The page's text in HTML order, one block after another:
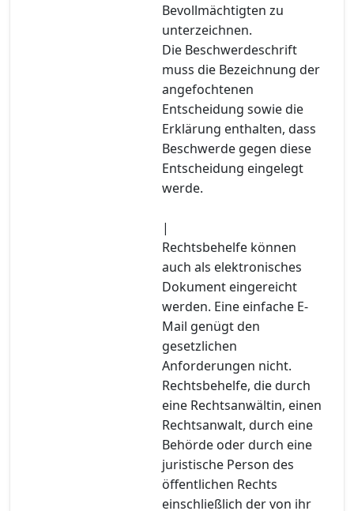
Bevollmächtigten zu
unterzeichnen.
Die Beschwerdeschrift
muss die Bezeichnung der
angefochtenen
Entscheidung sowie die
Erklärung enthalten, dass
Beschwerde gegen diese
Entscheidung eingelegt
werde.
|
Rechtsbehelfe können
auch als elektronisches
Dokument eingereicht
werden. Eine einfache E-
Mail genügt den
gesetzlichen
Anforderungen nicht.
Rechtsbehelfe, die durch
eine Rechtsanwältin, einen
Rechtsanwalt, durch eine
Behörde oder durch eine
juristische Person des
öffentlichen Rechts
einschließlich der von ihr